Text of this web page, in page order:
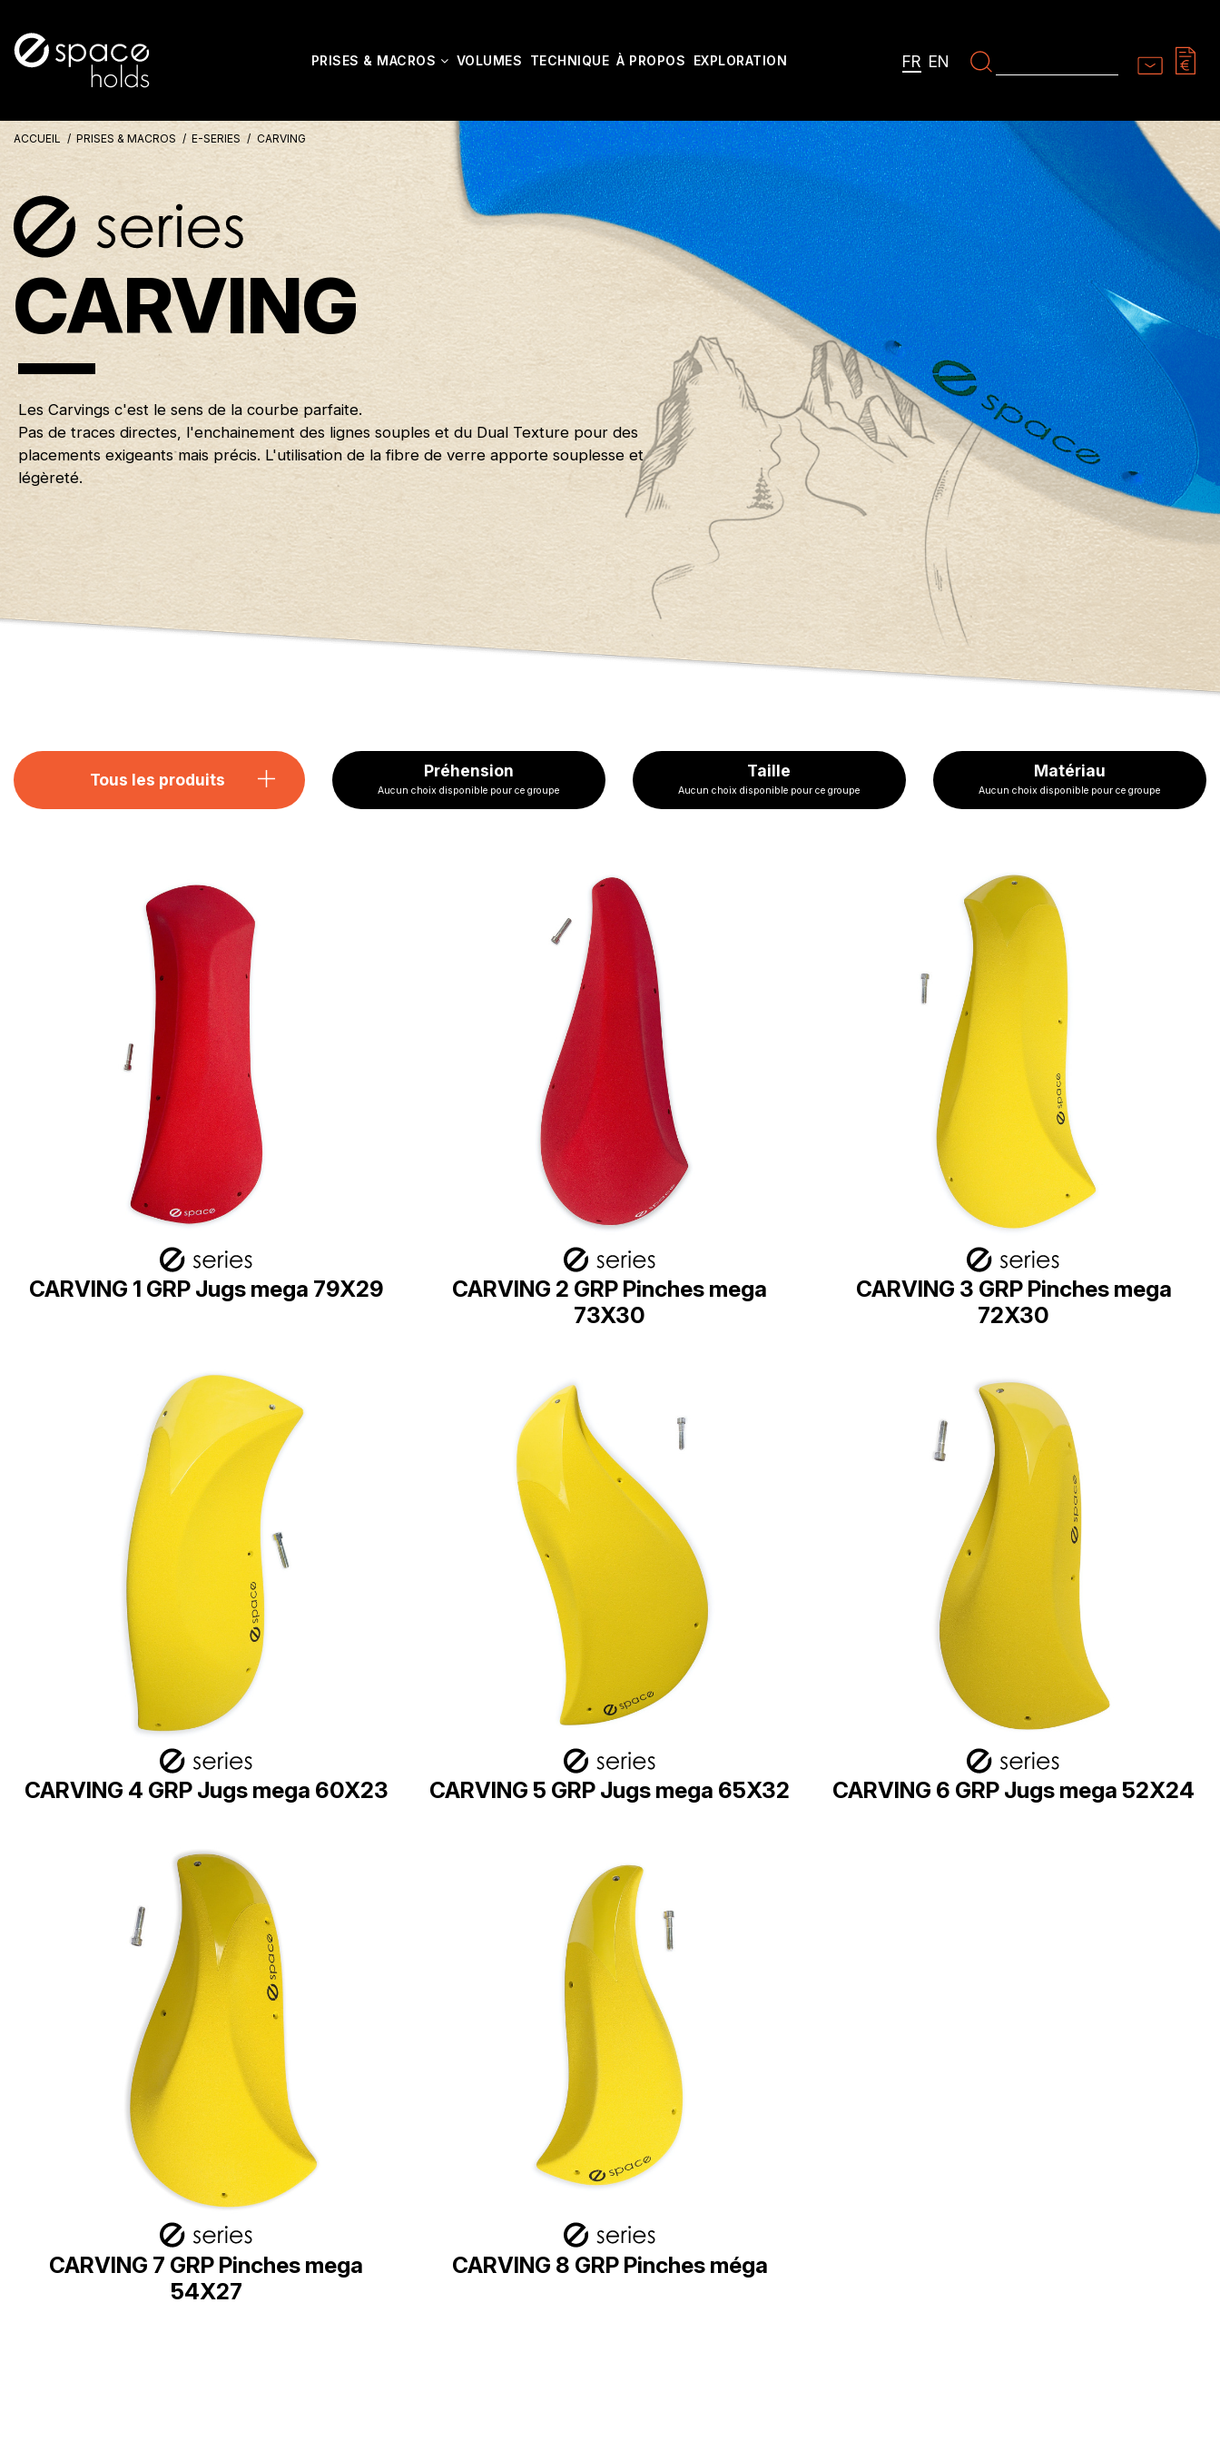
PRISES & MACROS VOLUMES TECHNIQUE À PROPOS EXPLORATION FR EN
ACCUEIL PRISES & MACROS E-SERIES CARVING
CARVING
Les Carvings c'est le sens de la courbe parfaite.
Pas de traces directes, l'enchainement des lignes souples et du Dual Texture pour des
placements exigeants mais précis. L'utilisation de la fibre de verre apporte souplesse et
légèreté.
Tous les produits Préhension
Aucun choix disponible pour ce groupe
Taille
Aucun choix disponible pour ce groupe
Matériau
Aucun choix disponible pour ce groupe
CARVING 1 GRP Jugs mega 79X29
CARVING 2 GRP Pinches mega
73X30
CARVING 3 GRP Pinches mega
72X30
CARVING 4 GRP Jugs mega 60X23 CARVING 5 GRP Jugs mega 65X32 CARVING 6 GRP Jugs mega 52X24
CARVING 7 GRP Pinches mega
54X27
CARVING 8 GRP Pinches méga